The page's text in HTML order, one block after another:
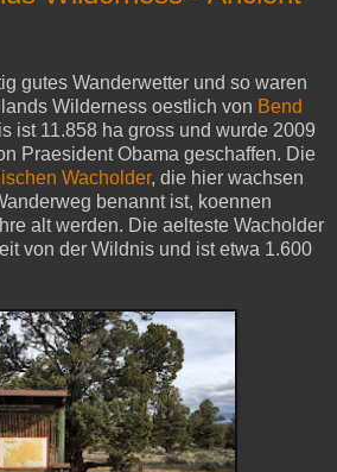
gutes Wanderwetter und so waren
Wilderness oestlich von Bend
ist 11.858 ha gross und wurde 2009
Praesident Obama geschaffen. Die
Wacholder, die hier wachsen
benannt ist, koennen
alt werden. Die aelteste Wacholder
von der Wildnis und ist etwa 1.600